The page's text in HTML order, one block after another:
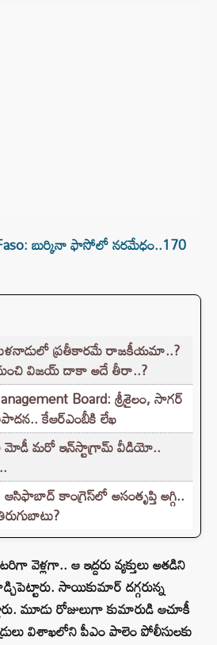
బుర్కినా ఫాసోలో నరమేధం..170
ప్రతీకారమే రాజకీయమా..?
విజయ్ దాకా అదే తీరా..?
Board: శ్రీశైలం, సాగర్
కేఆర్ఎంబీకి లేఖ
మోడీ మరో ఇన్‌స్టాగ్రామ్ వీడియో..
కాంగ్రెస్‌లో అసంతృప్తి అగ్గి..
ఆ ఇద్దరు వ్యక్తులు అతడిని
సాయికుమార్‌ దగ్గరున్న
మూడు రోజులుగా కుమారుడి ఆచూకీ
విశాఖలోని పీఎం పాలెం పోలీసులకు